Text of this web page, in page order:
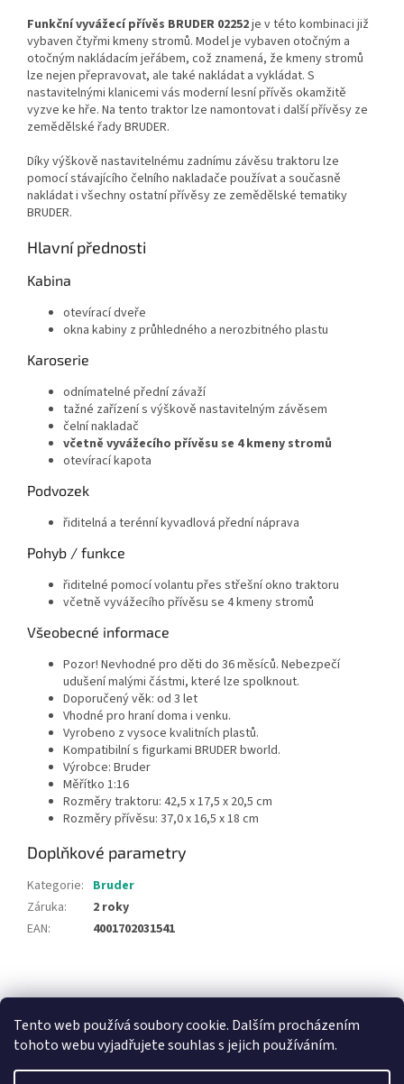
Tento web používá soubory cookie. Dalším procházením
tohoto webu vyjadřujete souhlas s jejich používáním.
Funkční vyvážecí přívěs BRUDER 02252je v této kombinaci již
vybaven čtyřmi kmeny stromů. Model je vybaven otočným a
otočným nakládacím jeřábem, což znamená, že kmeny stromů
lze nejen přepravovat, ale také nakládat a vykládat. S
nastavitelnými klanicemi vás moderní lesní přívěs okamžitě
vyzve ke hře. Na tento traktor lze namontovat i další přívěsy ze
zemědělské řady BRUDER.
Díky výškově nastavitelnému zadnímu závěsu traktoru lze
pomocí stávajícího čelního nakladače používat a současně
nakládat i všechny ostatní přívěsy ze zemědělské tematiky
BRUDER.
Hlavní přednosti
Kabina
otevírací dveře
okna kabiny z průhledného a nerozbitného plastu
Karoserie
odnímatelné přední závaží
tažné zařízení s výškově nastavitelným závěsem
čelní nakladač
včetně vyvážecího přívěsu se 4 kmeny stromů
otevírací kapota
Podvozek
řiditelná a terénní kyvadlová přední náprava
Pohyb / funkce
řiditelné pomocí volantu přes střešní okno traktoru
včetně vyvážecího přívěsu se 4 kmeny stromů
Všeobecné informace
Pozor! Nevhodné pro děti do 36 měsíců. Nebezpečí
udušení malými částmi, které lze spolknout.
Doporučený věk: od 3 let
Vhodné pro hraní doma i venku.
Vyrobeno z vysoce kvalitních plastů.
Kompatibilní s figurkami BRUDER bworld.
Výrobce: Bruder
Měřítko 1:16
Rozměry traktoru: 42,5 x 17,5 x 20,5 cm
Rozměry přívěsu: 37,0 x 16,5 x 18 cm
Doplňkové parametry
Kategorie: Bruder
Záruka:
2 roky
EAN: 4001702031541
á